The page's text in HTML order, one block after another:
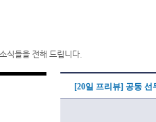
식들을 전해 드립니다.
[20일 프리뷰] 공동